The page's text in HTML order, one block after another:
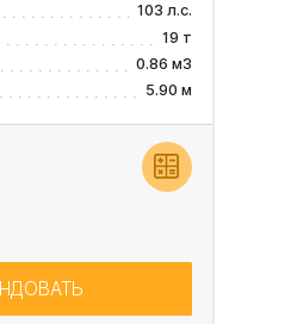
103 л.с.
19 т
0.86 м3
5.90 м